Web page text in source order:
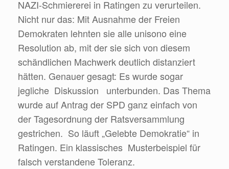
NAZI-Schmiererei in Ratingen zu verurteilen.
Nicht nur das: Mit Ausnahme der Freien
Demokraten lehnten sie alle unisono eine
Resolution ab, mit der sie sich von diesem
schändlichen Machwerk deutlich distanziert
hätten. Genauer gesagt: Es wurde sogar
jegliche Diskussion unterbunden. Das Thema
wurde auf Antrag der SPD ganz einfach von
der Tagesordnung der Ratsversammlung
gestrichen. So läuft „Gelebte Demokratie“ in
Ratingen. Ein klassisches Musterbeispiel für
falsch verstandene Toleranz.